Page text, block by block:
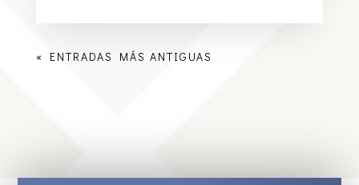
« ENTRADAS MÁS ANTIGUAS